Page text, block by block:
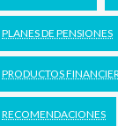
PLANES DE PENSIONES
PRODUCTOS
RECOMENDACIONES